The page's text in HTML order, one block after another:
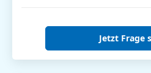
Jetzt Frage